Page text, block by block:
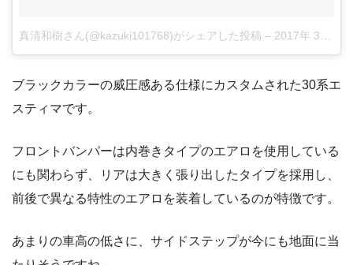
真清和樹さん(@kazuki101768)がシェアした投稿 – 2017年 3月月1日午後10時40分PST
ブラックカラーの威圧感ある仕様にカスタムされた30系エ
スティマです。
フロントバンパーは内巻きタイプのエアロを使用している
にも関わらず、リアは大きく張り出したタイプを採用し、
前後で異なる特性のエアロを装着しているのが特徴です。
あまりの車高の低さに、サイドステップが今にも地面に当